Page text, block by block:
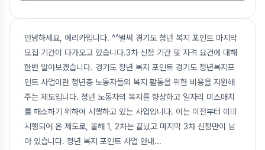
안녕하세요, 에리카입니다. ^^벌써 경기도 청년 복지 포인트 마지막
모집 기간이 다가오고 있습니다.3차 신청 기간 및 자격 요건에 대해
한번 알아보겠습니다. 경기도 청년 복지 포인트 경기도 청년복지포
인트 사업이란 청년층 노동자들의 복지 활동을 위한 비용을 지원해
주는 제도입니다. 청년 노동자의 복지를 향상하고 일자리 미스매치
를 해소하기 위하여 시행하고 있는 사업입니다. 이는 이전부터 이미
시행되어 온 제도로, 올해 1, 2차는 끝났고 마지막 3차 신청만이 남
아 있습니다. 청년 복지 포인트 사업 안내...